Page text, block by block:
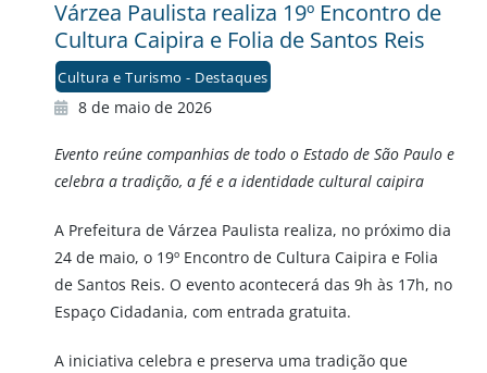
Várzea Paulista realiza 19º Encontro de
Cultura Caipira e Folia de Santos Reis
Cultura e Turismo - Destaques
8 de maio de 2026
Evento reúne companhias de todo o Estado de São Paulo e
celebra a tradição, a fé e a identidade cultural caipira
A Prefeitura de Várzea Paulista realiza, no próximo dia
24 de maio, o 19º Encontro de Cultura Caipira e Folia
de Santos Reis. O evento acontecerá das 9h às 17h, no
Espaço Cidadania, com entrada gratuita.
A iniciativa celebra e preserva uma tradição que